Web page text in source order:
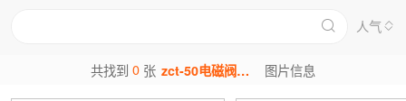
人气
共找到0 张 zct-50电磁阀图片 图片信息